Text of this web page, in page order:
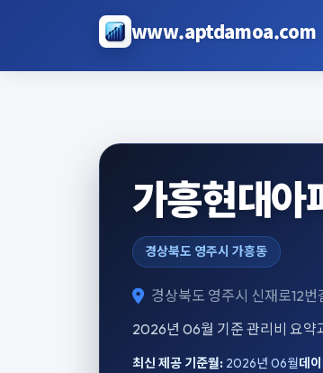
www.aptdamoa.com
가흥현대아
경상북도 영주시 가흥동
경상북도 영주시 신재로12번
2026년 06월 기준 관리비 요약
최신 제공 기준월:2026년 06월데